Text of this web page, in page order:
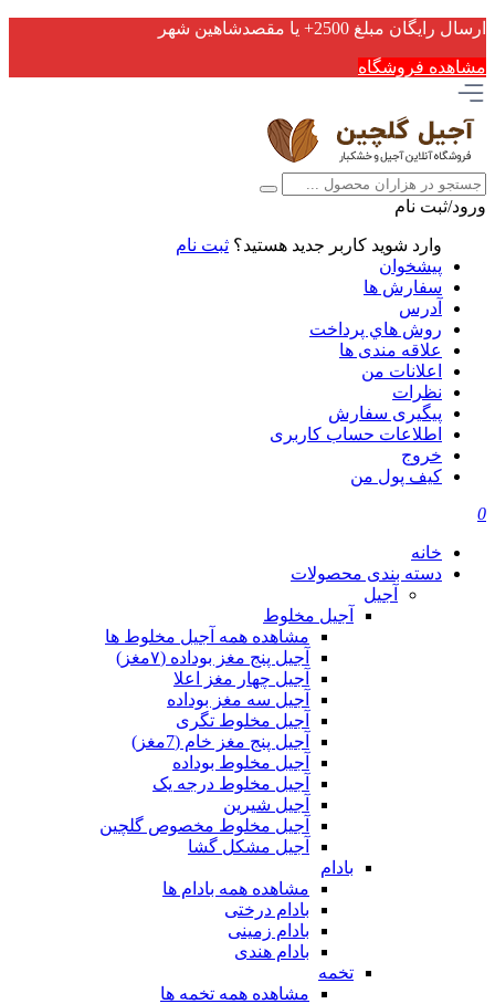
ارسال رایگان مبلغ 2500+ یا مقصدشاهین شهر
مشاهده فروشگاه
ورود/ثبت نام
وارد شوید کاربر جدید هستید؟ ثبت نام
پیشخوان
سفارش ها
آدرس
روش هاي پرداخت
علاقه مندی ها
اعلانات من
نظرات
پیگیری سفارش
اطلاعات حساب كاربری
خروج
کیف پول من
0
خانه
دسته بندی محصولات
آجیل
آجیل مخلوط
مشاهده همه آجیل مخلوط ها
آجیل پنج مغز بوداده (۷مغز)
آجیل چهار مغز اعلا
آجیل سه مغز بوداده
آجیل مخلوط تگری
آجیل پنج مغز خام (7مغز)
آجیل مخلوط بوداده
آجیل مخلوط درجه یک
آجیل شیرین
آجیل مخلوط مخصوص گلچین
آجیل مشکل گشا
بادام
مشاهده همه بادام ها
بادام درختی
بادام زمینی
بادام هندی
تخمه
مشاهده همه تخمه ها